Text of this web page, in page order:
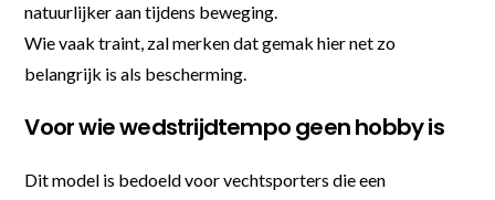
natuurlijker aan tijdens beweging.
Wie vaak traint, zal merken dat gemak hier net zo
belangrijk is als bescherming.
Voor wie wedstrijdtempo geen hobby is
Dit model is bedoeld voor vechtsporters die een